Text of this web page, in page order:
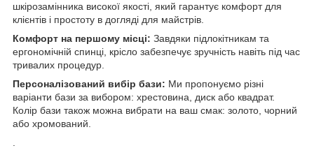
шкірозамінника високої якості, який гарантує комфорт для
клієнтів і простоту в догляді для майстрів.
Комфорт на першому місці: Завдяки підлокітникам та
ергономічній спинці, крісло забезпечує зручність навіть під час
тривалих процедур.
Персоналізований вибір бази: Ми пропонуємо різні
варіанти бази за вибором: хрестовина, диск або квадрат.
Колір бази також можна вибрати на ваш смак: золото, чорний
або хромований.
.